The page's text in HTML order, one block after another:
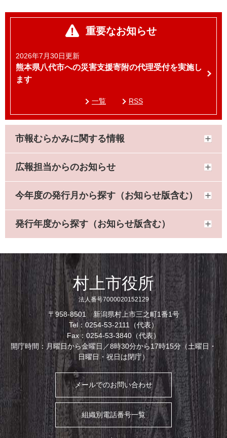
重要なお知らせ
2026年7月30日更新
熊本県八代市への災害支援寄附の代理受付を実施し
ます
一覧 RSS
市報むらかみに関する情報
広報担当からのお知らせ
今年度の発行月から探す（お知らせ版含む）
発行年度から探す（お知らせ版含む）
村上市役所
法人番号7000020152129
〒958-8501 新潟県村上市三之町1番1号
Tel：0254-53-2111（代表）
Fax：0254-53-3840（代表）
開庁時間：月曜日から金曜日／8時30分から17時15分（土曜日・
日曜日・祝日は閉庁）
メールでのお問い合わせ
組織別電話番号一覧